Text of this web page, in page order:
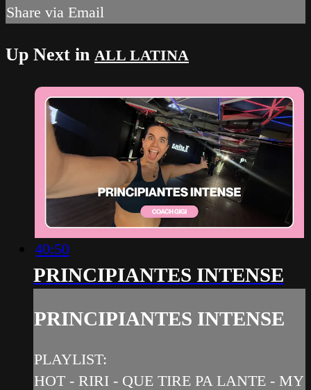
Share via Email
Up Next in ALL LATINA
40:50
PRINCIPIANTES INTENSE
PRINCIPIANTES INTENSE
PLAYLIST:
HOT - RIRI - QUE TIRE PA LANTE - MY